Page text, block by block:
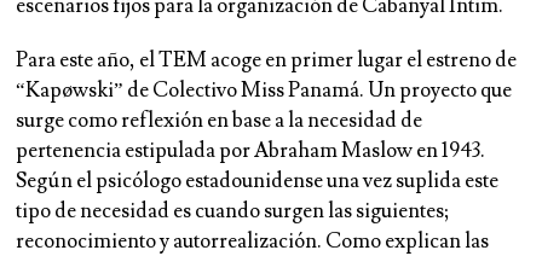
escenarios fijos para la organización de Cabanyal Íntim.
Para este año, el TEM acoge en primer lugar el estreno de
“Kapøwski” de Colectivo Miss Panamá. Un proyecto que
surge como reflexión en base a la necesidad de
pertenencia estipulada por Abraham Maslow en 1943.
Según el psicólogo estadounidense una vez suplida este
tipo de necesidad es cuando surgen las siguientes;
reconocimiento y autorrealización. Como explican las